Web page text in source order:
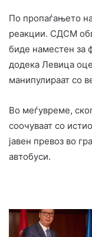
По пропаѓањето
реакции. СДСМ
биде наместен за
додека Левица
манипулираат со
Во меѓувреме,
соочуваат со
јавен превоз во
автобуси.